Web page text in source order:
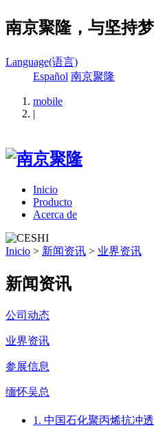
南京聚隆，与坚持
Language(语言)
Español 南京聚隆
mobile
|
Inicio
Producto
Acerca de
Inicio > 新闻资讯 > 业界资讯
新闻资讯
公司动态
业界资讯
参展信息
缅怀吴总
1. 中国石化聚丙烯抗冲